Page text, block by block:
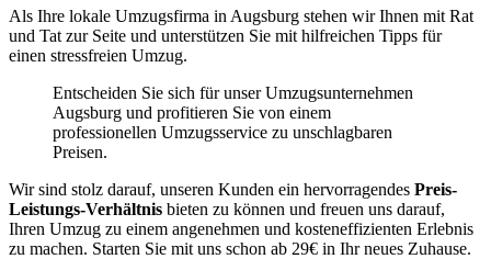
Als Ihre lokale Umzugsfirma in Augsburg stehen wir Ihnen mit Rat
und Tat zur Seite und unterstützen Sie mit hilfreichen Tipps für
einen stressfreien Umzug.
Entscheiden Sie sich für unser Umzugsunternehmen
Augsburg und profitieren Sie von einem
professionellen Umzugsservice zu unschlagbaren
Preisen.
Wir sind stolz darauf, unseren Kunden ein hervorragendes Preis-
Leistungs-Verhältnis bieten zu können und freuen uns darauf,
Ihren Umzug zu einem angenehmen und kosteneffizienten Erlebnis
zu machen. Starten Sie mit uns schon ab 29€ in Ihr neues Zuhause.